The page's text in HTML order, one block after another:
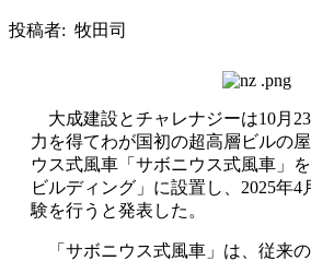
投稿者: 牧田司
大成建設とチャレナジーは10月
力を得てわが国初の超高層ビルの
ウス式風車「サボニウス式風車」
ビルディング」に設置し、2025年
験を行うと発表した。
「サボニウス式風車」は、従来